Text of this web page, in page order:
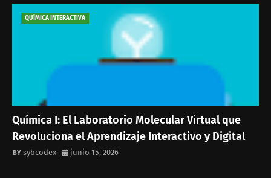
QUÍMICA INTERACTIVA
Química I: El Laboratorio Molecular Virtual que
Revoluciona el Aprendizaje Interactivo y Digital
sybcodex junio 15, 2026